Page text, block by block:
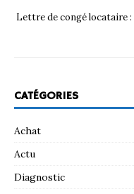
Lettre de congé locataire :
CATÉGORIES
Achat
Actu
Diagnostic